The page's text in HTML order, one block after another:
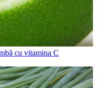
cu vitamina C